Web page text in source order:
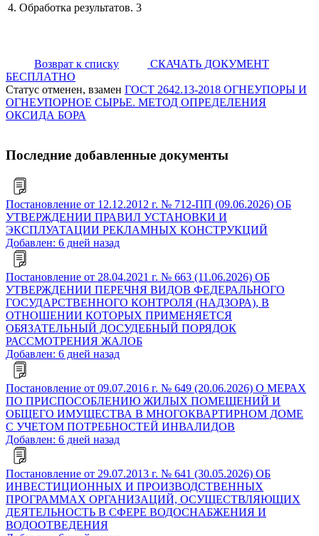
4. Обработка результатов. 3
Возврат к списку
СКАЧАТЬ ДОКУМЕНТ
БЕСПЛАТНО
Статус отменен, взамен ГОСТ 2642.13-2018 ОГНЕУПОРЫ И
ОГНЕУПОРНОЕ СЫРЬЕ. МЕТОД ОПРЕДЕЛЕНИЯ
ОКСИДА БОРА
Последние добавленные документы
Постановление от 12.12.2012 г. № 712-ПП (09.06.2026) ОБ
УТВЕРЖДЕНИИ ПРАВИЛ УСТАНОВКИ И
ЭКСПЛУАТАЦИИ РЕКЛАМНЫХ КОНСТРУКЦИЙ
Добавлен: 6 дней назад
Постановление от 28.04.2021 г. № 663 (11.06.2026) ОБ
УТВЕРЖДЕНИИ ПЕРЕЧНЯ ВИДОВ ФЕДЕРАЛЬНОГО
ГОСУДАРСТВЕННОГО КОНТРОЛЯ (НАДЗОРА), В
ОТНОШЕНИИ КОТОРЫХ ПРИМЕНЯЕТСЯ
ОБЯЗАТЕЛЬНЫЙ ДОСУДЕБНЫЙ ПОРЯДОК
РАССМОТРЕНИЯ ЖАЛОБ
Добавлен: 6 дней назад
Постановление от 09.07.2016 г. № 649 (20.06.2026) О МЕРАХ
ПО ПРИСПОСОБЛЕНИЮ ЖИЛЫХ ПОМЕЩЕНИЙ И
ОБЩЕГО ИМУЩЕСТВА В МНОГОКВАРТИРНОМ ДОМЕ
С УЧЕТОМ ПОТРЕБНОСТЕЙ ИНВАЛИДОВ
Добавлен: 6 дней назад
Постановление от 29.07.2013 г. № 641 (30.05.2026) ОБ
ИНВЕСТИЦИОННЫХ И ПРОИЗВОДСТВЕННЫХ
ПРОГРАММАХ ОРГАНИЗАЦИЙ, ОСУЩЕСТВЛЯЮЩИХ
ДЕЯТЕЛЬНОСТЬ В СФЕРЕ ВОДОСНАБЖЕНИЯ И
ВОДООТВЕДЕНИЯ